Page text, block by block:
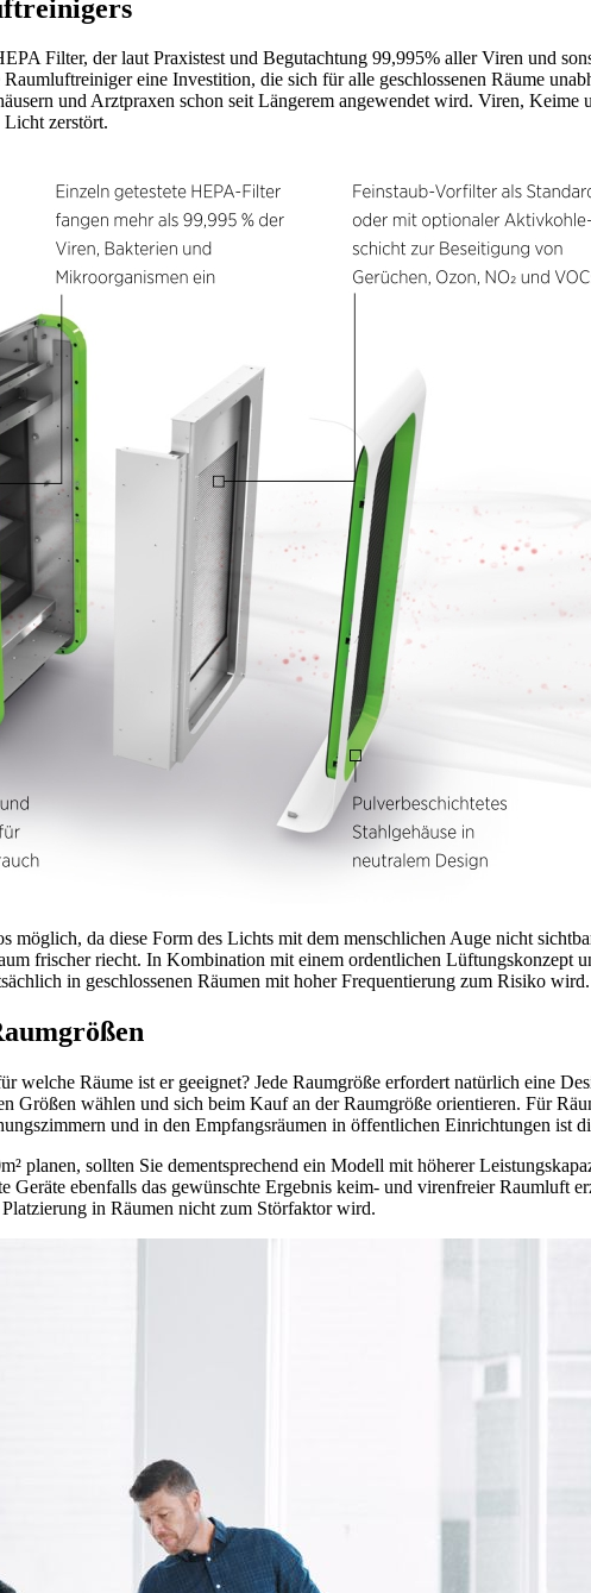
Filter, der laut Praxistest und Begutachtung 99,995% aller Viren und
eine Investition, die sich für alle geschlossenen Räume
und Arztpraxen schon seit Längerem angewendet wird. Viren,
zerstört.
möglich, da diese Form des Lichts mit dem menschlichen Auge nicht
frischer riecht. In Kombination mit einem ordentlichen Lüftungskonzept
in geschlossenen Räumen mit hoher Frequentierung zum Risiko wird.
Räume ist er geeignet? Jede Raumgröße erfordert natürlich eine
Größen wählen und sich beim Kauf an der Raumgröße orientieren. Für
und in den Empfangsräumen in öffentlichen Einrichtungen ist
planen, sollten Sie dementsprechend ein Modell mit höherer
ebenfalls das gewünschte Ergebnis keim- und virenfreier Raumluft
in Räumen nicht zum Störfaktor wird.